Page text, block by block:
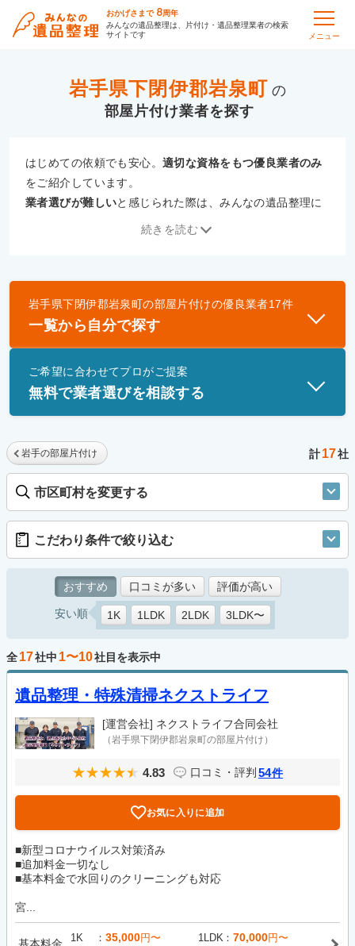
おかげさまで 8周年
みんなの遺品整理は、片付け・遺品整理業者の検索
サイトです
メニュー
岩手県下閉伊郡岩泉町 の
部屋片付け
はじめての依頼でも安心。適切な資格をもつ優良業者のみ
をご紹介しています。
業者選びが難しいと感じられた際は、みんなの遺品整理に
優良業者とは
一般財団法人遺品整理認定協会、および一般社団法
士」資格を持つ事業者のみ掲載しています。
続きを読む
岩手県下閉伊郡岩泉町の部屋片付けの優良業者17件
一覧から自分で探す
ご希望に合わせてプロがご提案
無料で業者選びを相談する
岩手の部屋片付け 計17社
市区町村を変更する
こだわり条件で絞り込む
おすすめ 口コミが多い 評価が高い
安い順 1K 1LDK 2LDK 3LDK〜
全17社中 1〜10社目を表示中
遺品整理・特殊清掃ネクストライフ
[運営会社] ネクストライフ合同会社
（岩手県下閉伊郡岩泉町の部屋片付け）
4.83 口コミ・評判 54件
お気に入りに追加
■新型コロナウイルス対策済み
■追加料金一切なし
■基本料金で水回りのクリーニングも対応
宮...
1K 35,000円〜 1LDK 70,000円〜